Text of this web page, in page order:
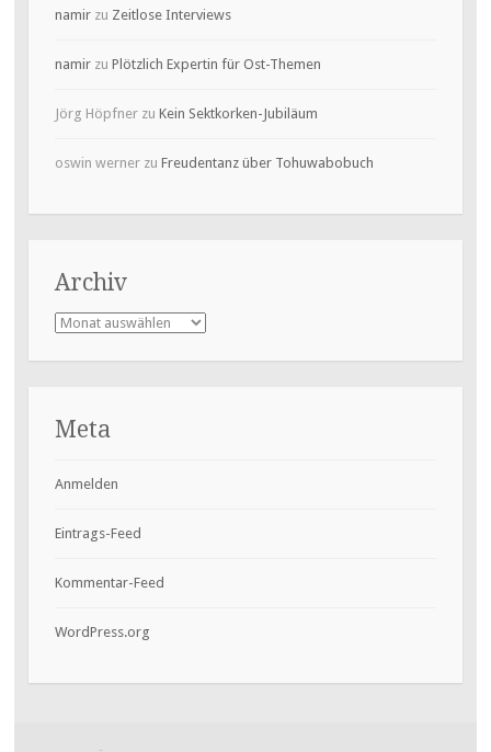
namirzu Zeitlose Interviews
namirzu Plötzlich Expertin für Ost-Themen
Jörg Höpfnerzu Kein Sektkorken-Jubiläum
oswin wernerzu Freudentanz über Tohuwabobuch
Archiv
Archiv
Meta
Anmelden
Eintrags-Feed
Kommentar-Feed
WordPress.org